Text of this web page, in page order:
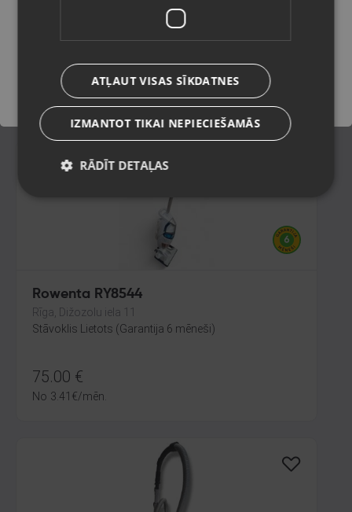
Stāvoklis Mazlietots (Garantija 12 mēneši)
70.00
3.18€/mēn.
Rowenta RY8544
Rīga, Dižozolu iela 11
Stāvoklis Lietots (Garantija 6 mēneši)
75.00 €
No 3.41 €/mēn.
Saglabāt
ATĻAUT VISAS SĪKDATNES
IZMANTOT TIKAI NEPIECIEŠAMĀS
RĀDĪT DETAĻAS